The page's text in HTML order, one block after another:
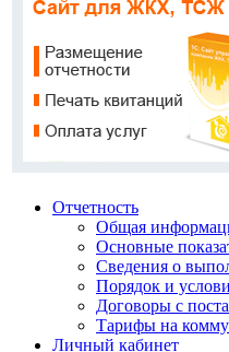
Отчетность
Общая
Основные
Сведения о
Порядок и
Договоры с
Тарифы на
Личный кабинет